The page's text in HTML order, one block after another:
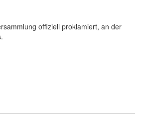
offiziell proklamiert, an der